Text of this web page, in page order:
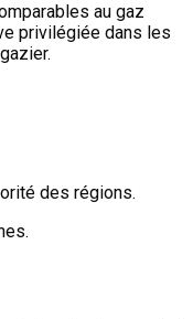
au gaz
privilégiée dans les
des régions.